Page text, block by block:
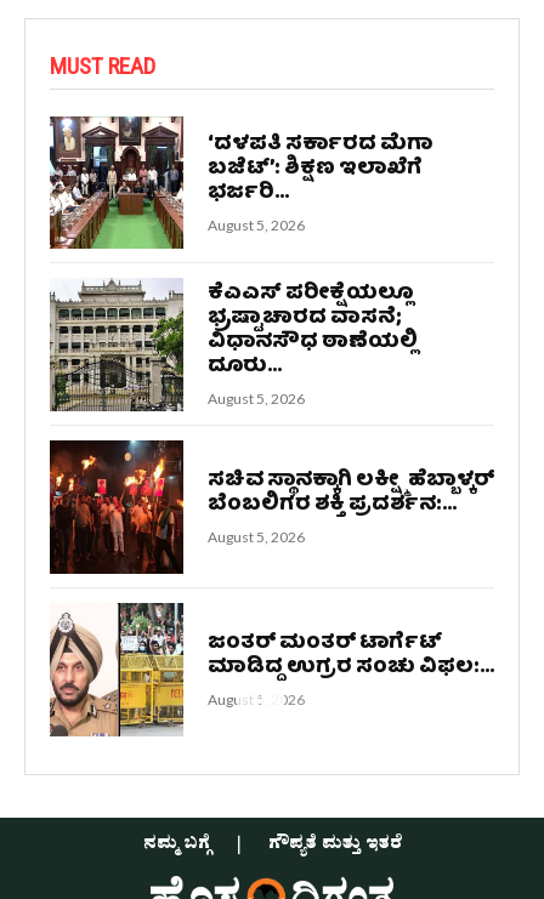
MUST READ
‘ದಳಪತಿ ಸರ್ಕಾರದ ಮೆಗಾ
ಬಜೆಟ್’: ಶಿಕ್ಷಣ ಇಲಾಖೆಗೆ
ಭರ್ಜರಿ...
August 5, 2026
ಕೆಎಎಸ್‌ ಪರೀಕ್ಷೆಯಲ್ಲೂ
ಭ್ರಷ್ಟಾಚಾರದ ವಾಸನೆ;
ವಿಧಾನಸೌಧ ಠಾಣೆಯಲ್ಲಿ
ದೂರು...
August 5, 2026
ಸಚಿವ ಸ್ಥಾನಕ್ಕಾಗಿ ಲಕ್ಷ್ಮೀ ಹೆಬ್ಬಾಳ್ಕರ್
ಬೆಂಬಲಿಗರ ಶಕ್ತಿ ಪ್ರದರ್ಶನ:...
August 5, 2026
ಜಂತರ್ ಮಂತರ್ ಟಾರ್ಗೆಟ್
ಮಾಡಿದ್ದ ಉಗ್ರರ ಸಂಚು ವಿಫಲ:...
August 5, 2026
ನಮ್ಮ ಬಗ್ಗೆ ಗೌಪ್ಯತೆ ಮತ್ತು ಇತರೆ